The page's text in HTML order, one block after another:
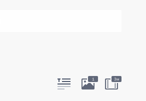
1 3м